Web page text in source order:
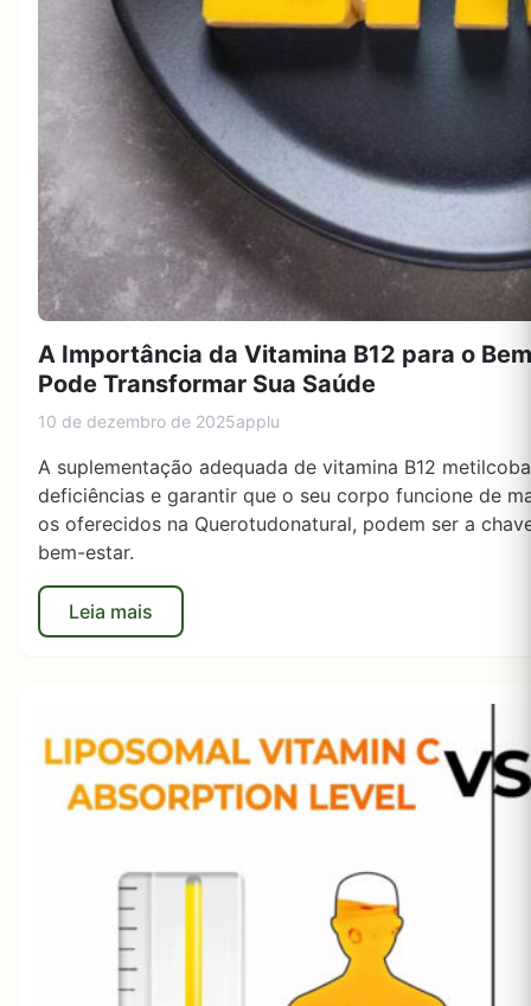
A Importância da Vitamina B12 para o
Pode Transformar Sua Saúde
10 de dezembro de 2025applu
A suplementação adequada de vitamina B12
deficiências e garantir que o seu corpo funcione de
os oferecidos na Querotudonatural, podem ser a
bem-estar.
Leia mais